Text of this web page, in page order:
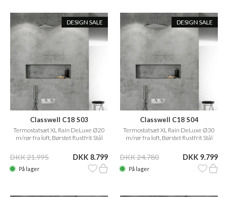
DESIGN SALE
Classwell C18 S03
Termostatsæt XL Rain DeLuxe Ø20
m/rør fra loft, Børstet Rustfrit Stål
DKK 21.995 DKK 8.799
På lager
DESIGN SALE
Classwell C18 S04
Termostatsæt XL Rain DeLuxe Ø30
m/rør fra loft, Børstet Rustfrit Stål
DKK 24.780 DKK 9.799
På lager